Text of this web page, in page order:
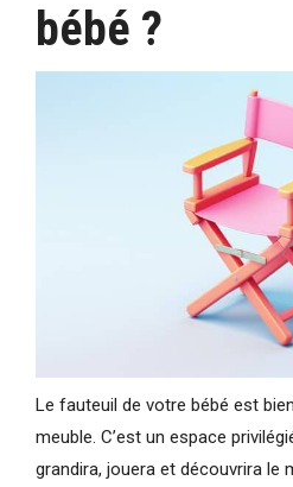
bébé ?
Le fauteuil de votre bébé est
meuble. C’est un espace
grandira, jouera et découvrira le